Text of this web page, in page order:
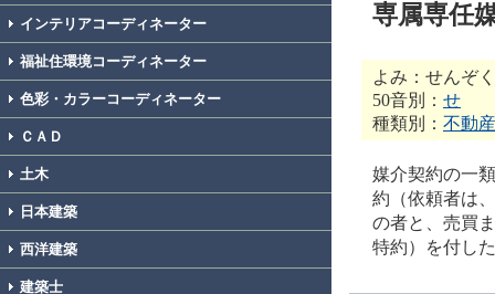
インテリアコーディネーター
福祉住環境コーディネーター
色彩・カラーコーディネーター
ＣＡＤ
土木
日本建築
西洋建築
建築士
専属専任
よみ：せんぞ
50音別： せ
種類別： 不動
媒介契約の一
約（依頼者は
の者と、売買
特約）を付し